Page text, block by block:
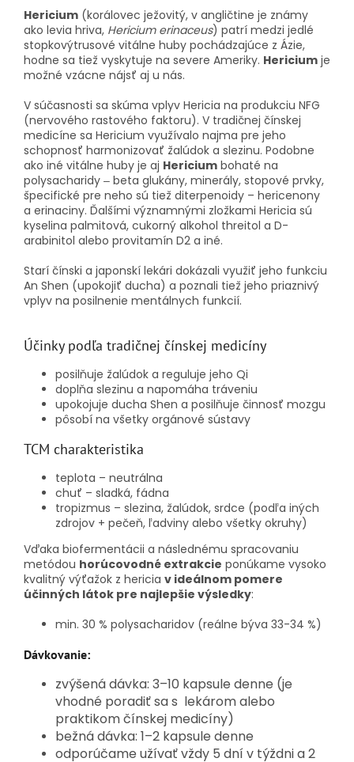
Hericium (korálovec ježovitý, v angličtine je známy
ako levia hriva, Hericium erinaceus) patrí medzi jedlé
stopkovýtrusové vitálne huby pochádzajúce z Ázie,
hodne sa tiež vyskytuje na severe Ameriky. Hericium je
možné vzácne nájsť aj u nás.
V súčasnosti sa skúma vplyv Hericia na produkciu NFG
(nervového rastového faktoru). V tradičnej čínskej
medicíne sa Hericium využívalo najma pre jeho
schopnosť harmonizovať žalúdok a slezinu. Podobne
ako iné vitálne huby je aj Hericium bohaté na
polysacharidy ‒ beta glukány, minerály, stopové prvky,
špecifické pre neho sú tiež diterpenoidy – hericenony
a erinaciny. Ďalšími významnými zložkami Hericia sú
kyselina palmitová, cukorný alkohol threitol a D-
arabinitol alebo provitamín D2 a iné.
Starí čínski a japonskí lekári dokázali využiť jeho funkciu
An Shen (upokojiť ducha) a poznali tiež jeho priaznivý
vplyv na posilnenie mentálnych funkcií.
Účinky podľa tradičnej čínskej medicíny
posilňuje žalúdok a reguluje jeho Qi
doplňa slezinu a napomáha tráveniu
upokojuje ducha Shen a posilňuje činnosť mozgu
pôsobí na všetky orgánové sústavy
TCM charakteristika
teplota – neutrálna
chuť – sladká, fádna
tropizmus – slezina, žalúdok, srdce (podľa iných
zdrojov + pečeň, ľadviny alebo všetky okruhy)
Vďaka biofermentácii a následnému spracovaniu
metódou horúcovodné extrakcie ponúkame vysoko
kvalitný výťažok z hericia v ideálnom pomere
účinných látok pre najlepšie výsledky:
min. 30 % polysacharidov (reálne býva 33-34 %)
Dávkovanie:
zvýšená dávka: 3–10 kapsule denne (je
vhodné poradiť sa s lekárom alebo
praktikom čínskej medicíny)
bežná dávka: 1–2 kapsule denne
odporúčame užívať vždy 5 dní v týždni a 2